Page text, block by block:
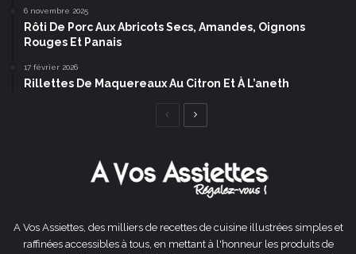
6 novembre 2025
Rôti De Porc Aux Abricots Secs, Amandes, Oignons
Rouges Et Panais
17 février 2026
Rillettes De Maquereaux Au Citron Et À L’aneth
Page
A Vos Assiettes, des milliers de recettes de cuisine illustrées simples et
raffinées accessibles à tous, en mettant à l'honneur les produits de